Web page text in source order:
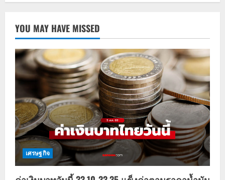
YOU MAY HAVE MISSED
เศรษฐกิจ